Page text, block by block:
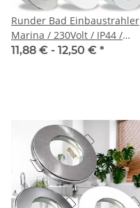
Runder Bad Einbaustrahler
Marina / 230Volt / IP44 /
Ohne LED Leuchtmittel
11,88 € - 12,50 € *